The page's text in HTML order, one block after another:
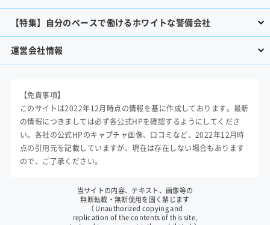
【特集】自分のペースで働けるホワイトな警備会社
運営会社情報
【免責事項】
このサイトは2022年12月時点の情報を基に作成しております。最新
の情報につきましては必ず各公式HPを確認するようにしてくださ
い。各社の公式HPのキャプチャ画像、口コミなど、2022年12月時
点の引用元を記載していますが、現在は存在しない場合もあります
ので、ご了承ください。
当サイトの内容、テキスト、画像等の
無断転載・無断使用を固く禁じます
（ Unauthorized copying and
replication of the contents of this site,